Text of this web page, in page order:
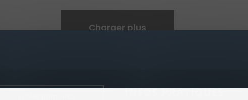
Charger plus
INFOS PRATIQUES